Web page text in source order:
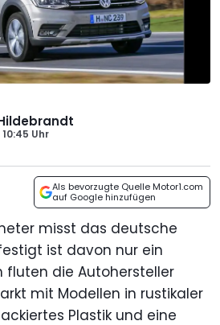
10:45 Uhr
Als bevorzugte Quelle Motor1.com
auf Google hinzufügen
misst das deutsche
ist davon nur ein
fluten die Autohersteller
mit Modellen in rustikaler
Plastik und eine